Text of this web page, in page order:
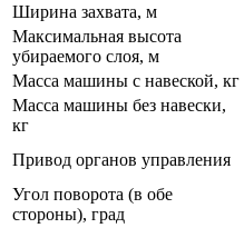
Ширина захвата, м
Максимальная высота
убираемого слоя, м
Масса машины с навеской, кг
Масса машины без навески,
кг
Привод органов управления
Угол поворота (в обе
стороны), град